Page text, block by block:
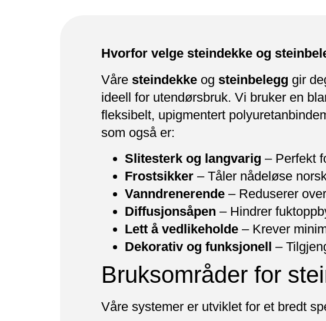
Hvorfor velge steindekke og
Våre steindekke og steinbelegg gir
ideell for utendørsbruk. Vi bruker en
fleksibelt, upigmentert
som også er:
Slitesterk og langvarig – Perfekt
Frostsikker – Tåler nådeløse
Vanndrenerende – Reduserer
Diffusjonsåpen – Hindrer
Lett å vedlikeholde – Krever
Dekorativ og funksjonell –
Bruksområder for
Våre systemer er utviklet for et bredt